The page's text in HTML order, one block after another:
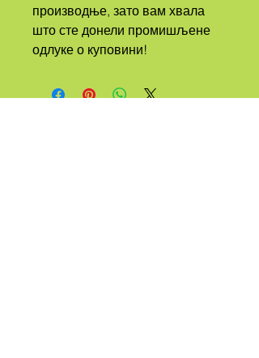
производње, зато вам хвала
што сте донели промишљене
одлуке о куповини!